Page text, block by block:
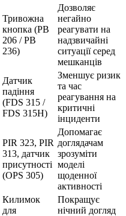
Тривожна
кнопка (PB
206 / PB
236)
Дозволяє
негайно
реагувати на
надзвичайні
ситуації серед
мешканців
Датчик
падіння
(FDS 315 /
FDS 315H)
Зменшує ризик
та час
реагування на
критичні
інциденти
PIR 323, PIR
313, датчик
присутності
(OPS 305)
Допомагає
доглядачам
зрозуміти
моделі
щоденної
активності
Килимок
для
Покращує
нічний догляд